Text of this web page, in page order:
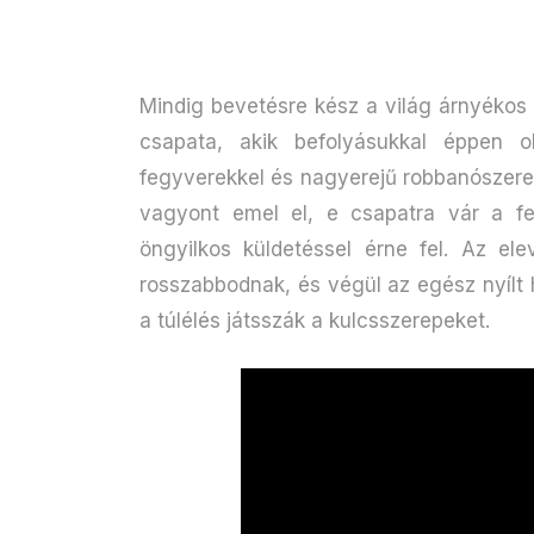
Mindig bevetésre kész a világ
csapata, akik befolyásukkal éppen
fegyverekkel és nagyerejű
vagyont emel el, e csapatra vár a
öngyilkos küldetéssel érne fel. Az
rosszabbodnak, és végül az egész
a túlélés játsszák a kulcsszerepeket.